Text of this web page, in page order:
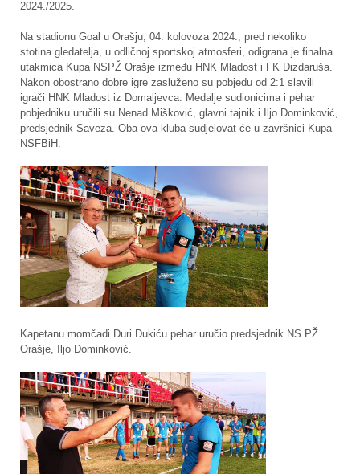
2024./2025.
Na stadionu Goal u Orašju, 04. kolovoza 2024., pred nekoliko
stotina gledatelja, u odličnoj sportskoj atmosferi, odigrana je finalna
utakmica Kupa NSPŽ Orašje između HNK Mladost i FK Dizdaruša.
Nakon obostrano dobre igre zasluženo su pobjedu od 2:1 slavili
igrači HNK Mladost iz Domaljevca. Medalje sudionicima i pehar
pobjedniku uručili su Nenad Mišković, glavni tajnik i Iljo Dominković,
predsjednik Saveza. Oba ova kluba sudjelovat će u završnici Kupa
NSFBiH.
Kapetanu momčadi Đuri Đukiću pehar uručio predsjednik NS PŽ
Orašje, Iljo Dominković.